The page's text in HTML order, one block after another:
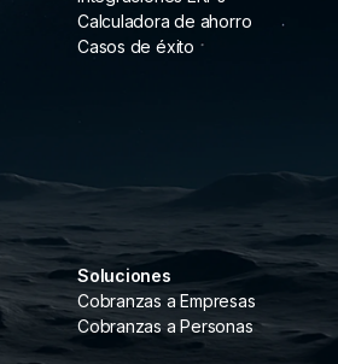
Soluciones
Cobranzas a Empresas
Cobranzas a Personas
Calculadora de ahorro
Casos de éxito